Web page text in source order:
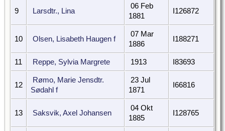
9 Larsdtr., Lina
06 Feb
1881
I126872
10 Olsen, Lisabeth Haugen f
07 Mar
1886
I188271
11 Reppe, Sylvia Margrete 1913 I83693
12
Rømo, Marie Jensdtr.
Sødahl f
23 Jul
1871
I66816
13 Saksvik, Axel Johansen
04 Okt
1885
I128765